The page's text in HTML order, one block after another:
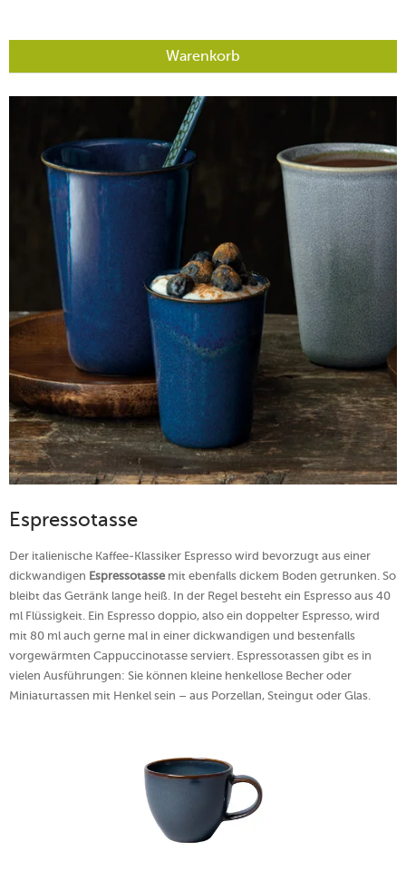
Warenkorb
Espressotasse
Der italienische Kaffee-Klassiker Espresso wird bevorzugt aus einer
dickwandigen Espressotassemit ebenfalls dickem Boden getrunken. So
bleibt das Getränk lange heiß. In der Regel besteht ein Espresso aus 40
ml Flüssigkeit. Ein Espresso doppio, also ein doppelter Espresso, wird
mit 80 ml auch gerne mal in einer dickwandigen und bestenfalls
vorgewärmten Cappuccinotasse serviert. Espressotassen gibt es in
vielen Ausführungen: Sie können kleine henkellose Becher oder
Miniaturtassen mit Henkel sein – aus Porzellan, Steingut oder Glas.